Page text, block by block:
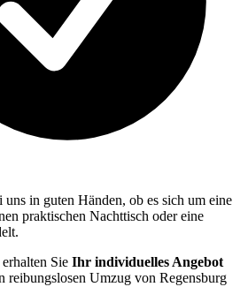
in guten Händen, ob es sich um eine
praktischen Nachttisch oder eine
Sie Ihr individuelles Angebot
reibungslosen Umzug von Regensburg